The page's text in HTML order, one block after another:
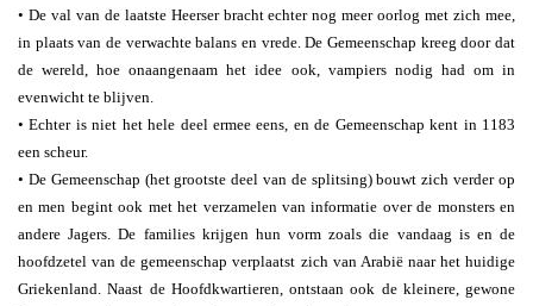
• De val van de laatste Heerser bracht echter nog meer oorlog met zich mee,
in plaats van de verwachte balans en vrede. De Gemeenschap kreeg door dat
de wereld, hoe onaangenaam het idee ook, vampiers nodig had om in
evenwicht te blijven.
• Echter is niet het hele deel ermee eens, en de Gemeenschap kent in 1183
een scheur.
• De Gemeenschap (het grootste deel van de splitsing) bouwt zich verder op
en men begint ook met het verzamelen van informatie over de monsters en
andere Jagers. De families krijgen hun vorm zoals die vandaag is en de
hoofdzetel van de gemeenschap verplaatst zich van Arabië naar het huidige
Griekenland. Naast de Hoofdkwartieren, ontstaan ook de kleinere, gewone